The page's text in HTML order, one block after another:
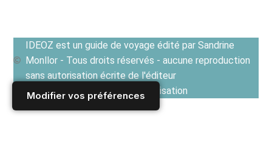
Modifier vos préférences
IDEOZ est un guide de voyage édité par Sandrine
Monllor - Tous droits réservés - aucune reproduction
sans autorisation écrite de l'éditeur
Voir les Conditions générales d'utilisation